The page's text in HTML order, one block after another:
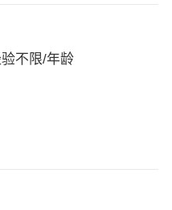
不限/年龄